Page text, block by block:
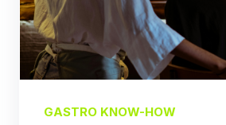
GASTRO KNOW-HOW